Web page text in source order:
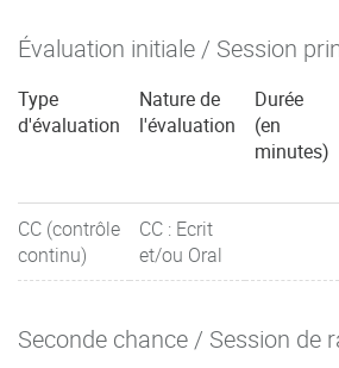
Évaluation initiale / Session
Type
d'évaluation
Nature de
l'évaluation
Durée
(en
minutes)
CC (contrôle
continu)
CC : Ecrit
et/ou Oral
Seconde chance / Session de